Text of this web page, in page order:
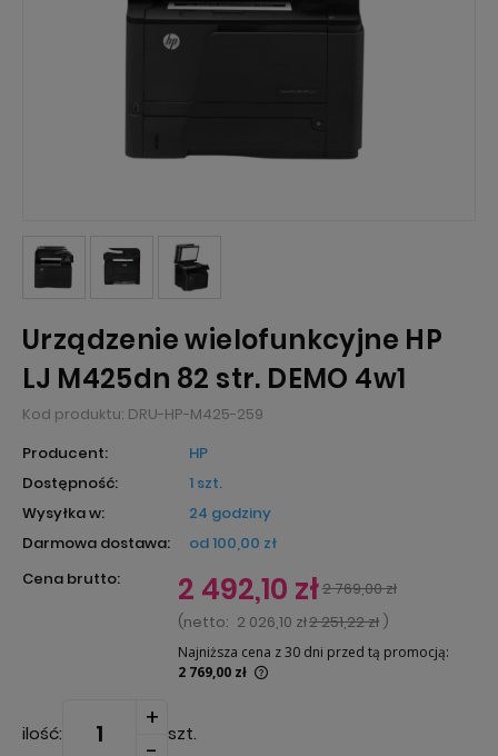
Urządzenie wielofunkcyjne HP
LJ M425dn 82 str. DEMO 4w1
Kod produktu: DRU-HP-M425-259
Producent:
HP
Dostępność:
1 szt.
Wysyłka w:
24 godziny
Darmowa dostawa:
od 100,00 zł
Cena brutto:
2 492,10 zł2 769,00 zł
(netto: 2 026,10 zł2 251,22 zł )
Najniższa cena z 30 dni przed tą promocją:
2 769,00 zł
ilość: szt.